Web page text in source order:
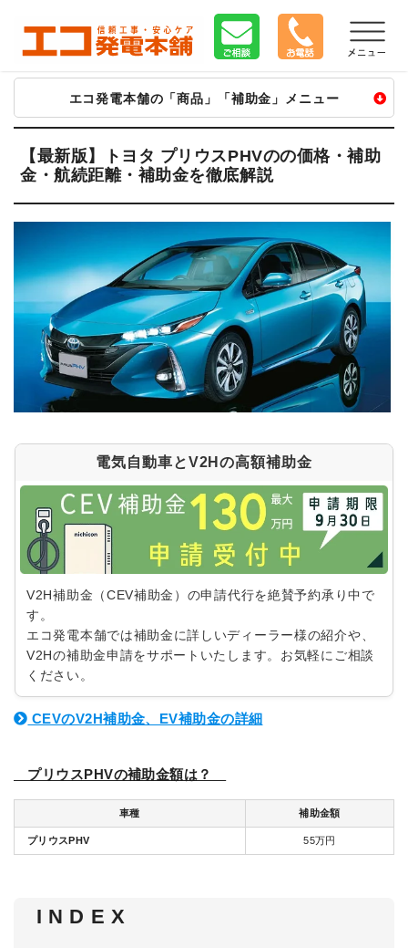
エコ発電本舗の「商品」「補助金」メニュー
太陽光
長州産業
カナディアン
ハンファ Qセルズ
エクソル
ネクストエナジー
京セラ
マキシオン
■その他
カーポート
自家消費型
蓄電池
長州 SPVマルチ
ニチコン
京セラ Enerezza
EP CUBE
テスラ
POWER DEPO R
シャープ
ファーウェイ
アイビス8
長州 SPVプラス
オムロン マルチ
パナソニック創蓄
ハンファ ENERICH
V2H
オムロン V2X
長州 V2X
シャープ V2H
住友電工 V2H
■トライブリッド
トライブリッド
エネプラット
長州 SPVエボ
アイビス V
■給電・充電器
Q-tecno
エコキュート 補助金 お見積り・ご相談
エコキュート
日立
ダイキン
三菱
パナソニック
東芝
コロナ
V2HのCEV補助金
蓄電池の補助金
お見積り・ご相談
【最新版】トヨタ プリウスPHVのの価格・補助
金・航続距離・補助金を徹底解説
電気自動車とV2Hの高額補助金
V2H補助金（CEV補助金）の申請代行を絶賛予約承り中で
す。
エコ発電本舗では補助金に詳しいディーラー様の紹介や、
V2Hの補助金申請をサポートいたします。お気軽にご相談
ください。
CEVのV2H補助金、EV補助金の詳細
プリウスPHVの補助金額は？
車種 補助金額
プリウスPHV 55万円
I N D E X